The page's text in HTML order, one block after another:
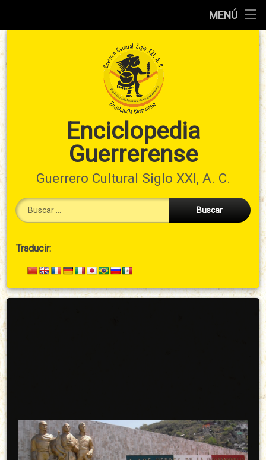
MENÚ
Enciclopedia
Guerrerense
Guerrero Cultural Siglo XXI, A. C.
Cabecera
Secundario
Traducir:
Arriba